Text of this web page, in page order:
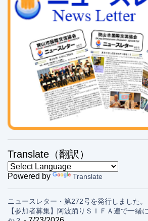
Translate（翻訳）
Powered by Translate
ニュースレター・第272号を発行しました。
【参加者募集】阿波踊りＳＩＦＡ連で一緒